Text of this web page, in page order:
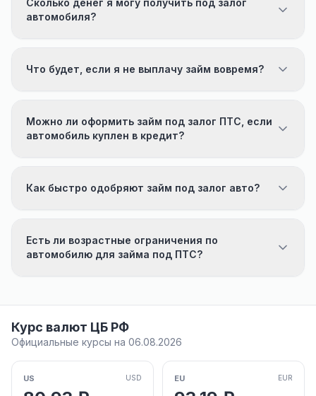
Сколько денег я могу получить под залог
автомобиля?
Что будет, если я не выплачу займ вовремя?
Можно ли оформить займ под залог ПТС, если
автомобиль куплен в кредит?
Как быстро одобряют займ под залог авто?
Есть ли возрастные ограничения по
автомобилю для займа под ПТС?
Курс валют ЦБ РФ
Официальные курсы на 06.08.2026
US USD EU EUR